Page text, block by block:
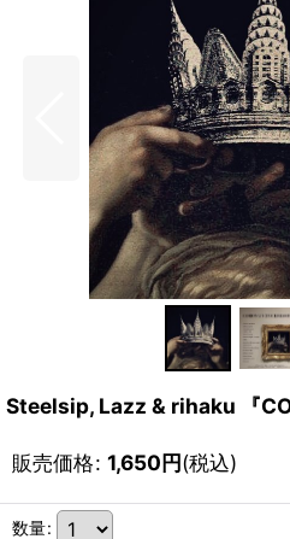
Steelsip, Lazz & rihaku 『
販売価格: 1,650円(税込)
数量: